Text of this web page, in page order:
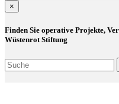
×
Finden Sie operative Projekte,
Wüstenrot Stiftung